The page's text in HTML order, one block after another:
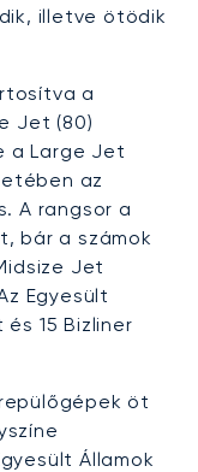
illetve ötödik
a
Jet (80)
a Large Jet
az
A rangsor a
bár a számok
Jet
Egyesült
15 Bizliner
öt
Államok